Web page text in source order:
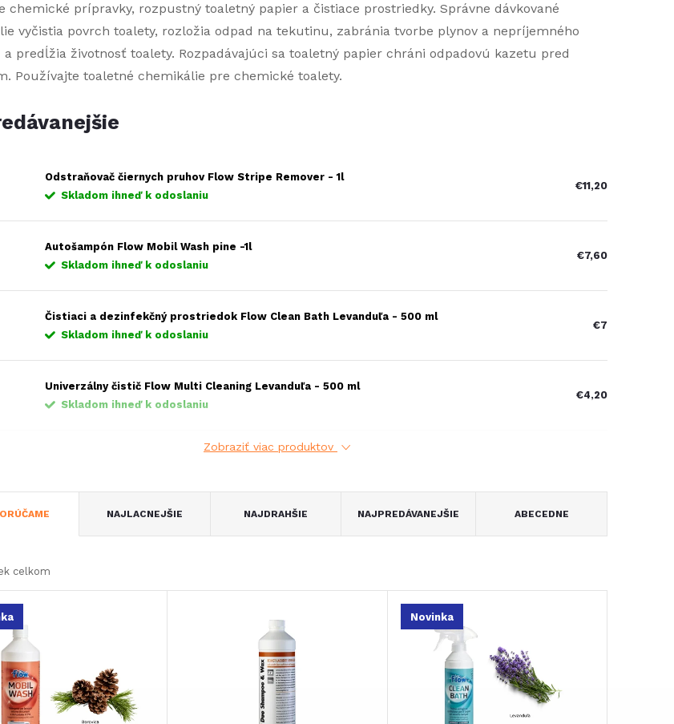
chemické prípravky, rozpustný toaletný papier a čistiace prostriedky. Správne dávkované
vyčistia povrch toalety, rozložia odpad na tekutinu, zabránia tvorbe plynov a nepríjemného
a predĺžia životnosť toalety. Rozpadávajúci sa toaletný papier chráni odpadovú kazetu pred
Používajte toaletné chemikálie pre chemické toalety.
Odstraňovač čiernych pruhov Flow Stripe Remover - 1l
Skladom ihneď k odoslaniu
€11,20
Autošampón Flow Mobil Wash pine -1l
Skladom ihneď k odoslaniu
€7,60
Čistiaci a dezinfekčný prostriedok Flow Clean Bath Levanduľa - 500 ml
Skladom ihneď k odoslaniu
€7
Univerzálny čistič Flow Multi Cleaning Levanduľa - 500 ml
Skladom ihneď k odoslaniu
€4,20
Zobraziť viac produktov
NAJLACNEJŠIE NAJDRAHŠIE NAJPREDÁVANEJŠIE ABECEDNE
celkom
Novinka